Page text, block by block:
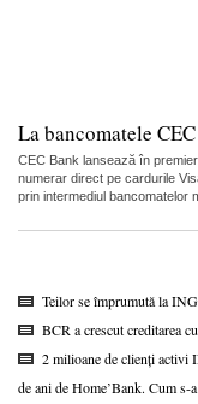
La bancomatele
CEC Bank lansează în
numerar direct pe cardurile
prin intermediul bancomatelor
Teilor se împrumută la
BCR a crescut creditarea
2 milioane de clienți activi
de ani de Home’Bank. Cum s-